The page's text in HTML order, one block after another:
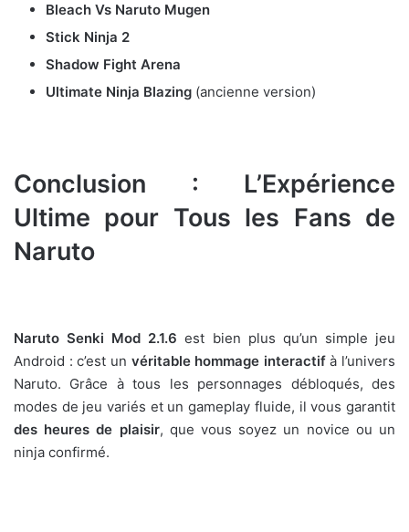
Bleach Vs Naruto Mugen
Stick Ninja 2
Shadow Fight Arena
Ultimate Ninja Blazing (ancienne version)
Conclusion : L’Expérience
Ultime pour Tous les Fans de
Naruto
Naruto Senki Mod 2.1.6 est bien plus qu’un simple jeu
Android : c’est un véritable hommage interactifà l’univers
Naruto. Grâce à tous les personnages débloqués, des
modes de jeu variés et un gameplay fluide, il vous garantit
des heures de plaisir, que vous soyez un novice ou un
ninja confirmé.